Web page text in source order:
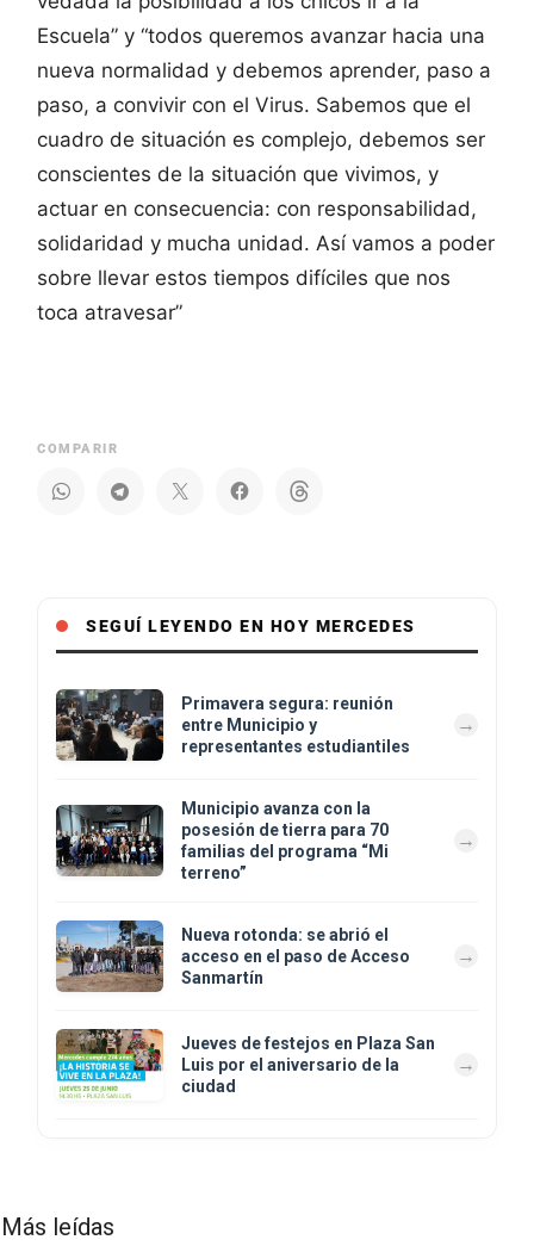
Escuela” y “todos queremos avanzar hacia una
nueva normalidad y debemos aprender, paso a
paso, a convivir con el Virus. Sabemos que el
cuadro de situación es complejo, debemos ser
conscientes de la situación que vivimos, y
actuar en consecuencia: con responsabilidad,
solidaridad y mucha unidad. Así vamos a poder
sobre llevar estos tiempos difíciles que nos
toca atravesar”
COMPARIR
SEGUÍ LEYENDO EN HOY MERCEDES
Primavera segura: reunión
entre Municipio y
representantes estudiantiles
Municipio avanza con la
posesión de tierra para 70
familias del programa “Mi
terreno”
Nueva rotonda: se abrió el
acceso en el paso de Acceso
Sanmartín
Jueves de festejos en Plaza San
Luis por el aniversario de la
ciudad
Más leídas